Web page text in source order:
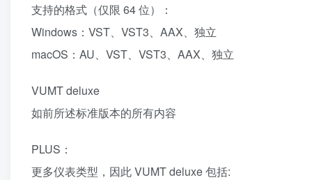
支持的格式（仅限 64 位）：
Windows：VST、VST3、AAX、独立
macOS：AU、VST、VST3、AAX、独立
VUMT deluxe
如前所述标准版本的所有内容
PLUS：
更多仪表类型，因此 VUMT deluxe 包括: